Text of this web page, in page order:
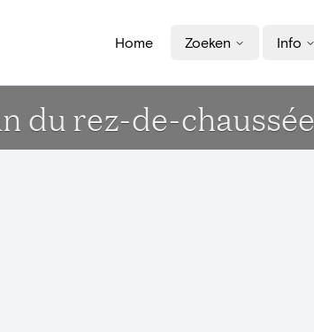
Home Zoeken Info
du rez-de-chaussée